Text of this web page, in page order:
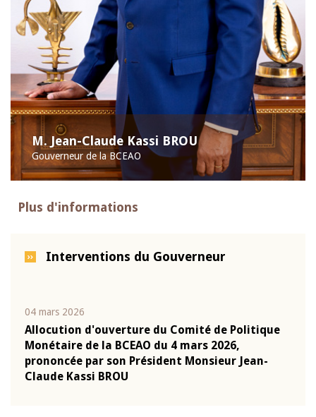
M. Jean-Claude Kassi BROU
Gouverneur de la BCEAO
Plus d'informations
Interventions du Gouverneur
04 mars 2026
Allocution d'ouverture du Comité de Politique
Monétaire de la BCEAO du 4 mars 2026,
prononcée par son Président Monsieur Jean-
Claude Kassi BROU